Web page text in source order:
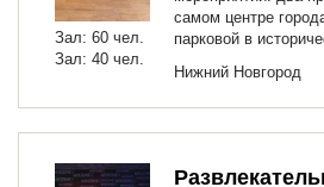
Зал: 60 чел.
Зал: 40 чел.
самом центре
парковой в
Нижний Новгород